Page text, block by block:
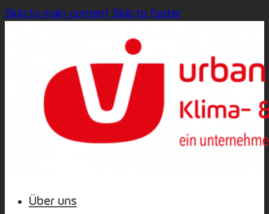
Skip to main content Skip to footer
Über uns